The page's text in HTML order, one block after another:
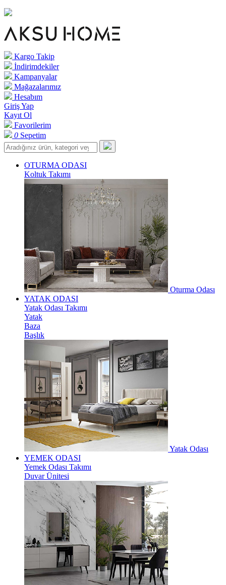
Kargo Takip
İndirimdekiler
Kampanyalar
Mağazalarımız
Hesabım
Giriş Yap
Kayıt Ol
Favorilerim
0 Sepetim
OTURMA ODASI
Koltuk Takımı
Oturma Odası
YATAK ODASI
Yatak Odası Takımı
Yatak
Baza
Başlık
Yatak Odası
YEMEK ODASI
Yemek Odası Takımı
Duvar Ünitesi